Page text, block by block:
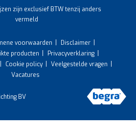
zijn exclusief BTW tenzij anders
vermeld
voorwaarden
Disclaimer
producten
Privacyverklaring
Cookie policy
Veelgestelde vragen
Vacatures
BV